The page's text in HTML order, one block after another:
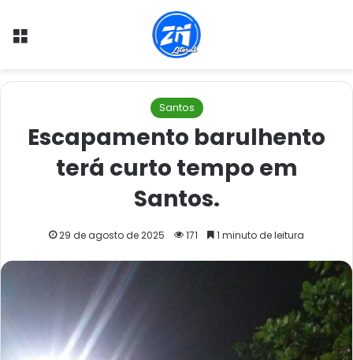
Menu
Santos
Escapamento barulhento
terá curto tempo em
Santos.
29 de agosto de 2025 171 1 minuto de leitura